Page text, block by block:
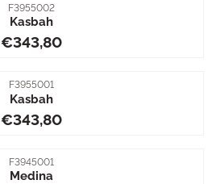
Artikelnummer
F3955002
Kasbah
Prijs: 343,80
€343,80
Artikelnummer
F3955001
Kasbah
Prijs: 343,80
€343,80
Artikelnummer
F3945001
Medina